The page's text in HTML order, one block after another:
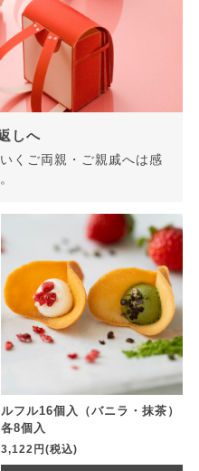
しへ
くご両親・ご親戚へは感
ルフル16個入（バニラ・抹茶）
各8個入
3,122円(税込)